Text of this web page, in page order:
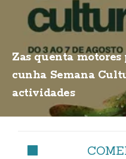
Zas quenta
cunha Semana
actividades